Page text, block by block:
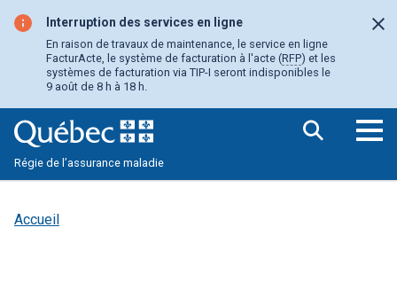
contenu
principal
Interruption des services en ligne
En raison de travaux de maintenance, le service en ligne
FacturActe, le système de facturation à l'acte (RFP) et les
systèmes de facturation via TIP-I seront indisponibles le
9 août de 8 h à 18 h.
Régie de l’assurance maladie
Accueil